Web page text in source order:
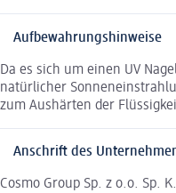
Aufbewahrungshinweise
Da es sich um einen UV
natürlicher
zum Aushärten der
Anschrift des
Cosmo Group Sp. z o.o. Sp.